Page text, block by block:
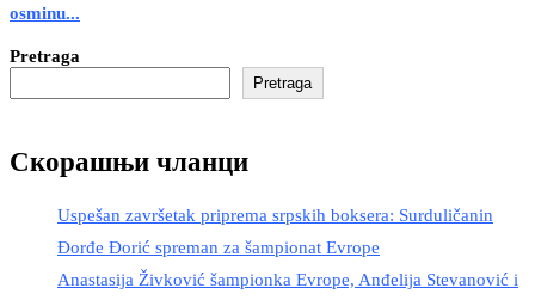
osminu...
Pretraga
Pretraga
Скорашњи чланци
Uspešan završetak priprema srpskih boksera: Surduličanin
Đorđe Đorić spreman za šampionat Evrope
Anastasija Živković šampionka Evrope, Anđelija Stevanović i